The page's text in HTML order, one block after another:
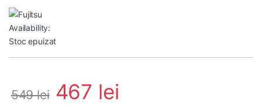
Availability:
Stoc epuizat
549lei 467 lei